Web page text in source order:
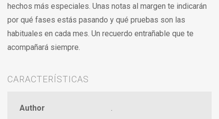
hechos más especiales. Unas notas al margen te indicarán
por qué fases estás pasando y qué pruebas son las
habituales en cada mes. Un recuerdo entrañable que te
acompañará siempre.
CARACTERÍSTICAS
Author
.